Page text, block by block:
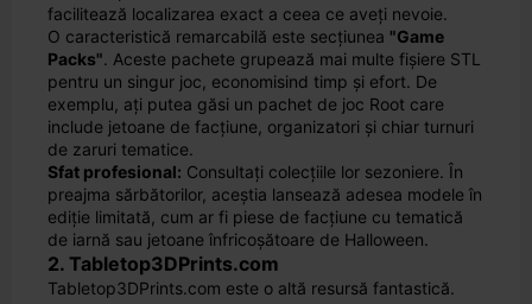
facilitează localizarea exact a ceea ce aveți nevoie.
O caracteristică remarcabilă este secțiunea "Game
Packs". Aceste pachete grupează mai multe fișiere STL
pentru un singur joc, economisind timp și efort. De
exemplu, ați putea găsi un pachet de joc Root care
include jetoane de facțiune, organizatori și chiar turnuri
de zaruri tematice.
Sfat profesional: Consultați colecțiile lor sezoniere. În
preajma sărbătorilor, aceștia lansează adesea modele în
ediție limitată, cum ar fi piese de facțiune cu tematică
de iarnă sau jetoane înfricoșătoare de Halloween.
2. Tabletop3DPrints.com
Tabletop3DPrints.com este o altă resursă fantastică.